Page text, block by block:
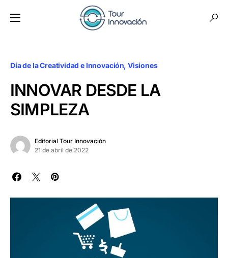
Día de la Creatividad e Innovación Visiones
INNOVAR DESDE LA
SIMPLEZA
Editorial Tour Innovación
21 de abril de 2022